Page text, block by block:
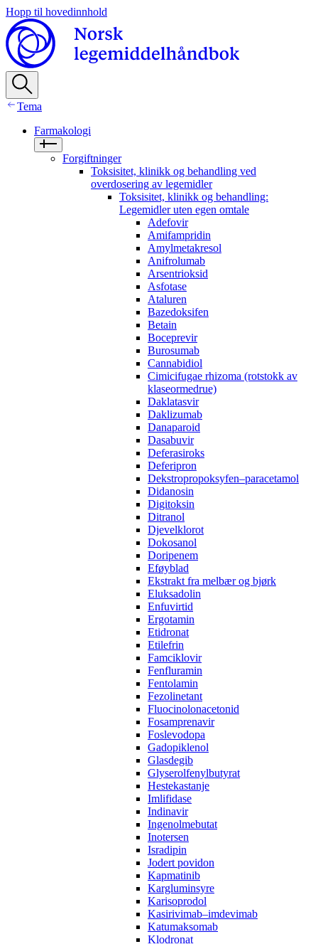
Hopp til hovedinnhold
Tema
Farmakologi
Forgiftninger
Toksisitet, klinikk og behandling ved
overdosering av legemidler
Toksisitet, klinikk og behandling:
Legemidler uten egen omtale
Adefovir
Amifampridin
Amylmetakresol
Anifrolumab
Arsentrioksid
Asfotase
Ataluren
Bazedoksifen
Betain
Boceprevir
Burosumab
Cannabidiol
Cimicifugae rhizoma (rotstokk av
klaseormedrue)
Daklatasvir
Daklizumab
Danaparoid
Dasabuvir
Deferasiroks
Deferipron
Dekstropropoksyfen–paracetamol
Didanosin
Digitoksin
Ditranol
Djevelklorot
Dokosanol
Doripenem
Eføyblad
Ekstrakt fra melbær og bjørk
Eluksadolin
Enfuvirtid
Ergotamin
Etidronat
Etilefrin
Famciklovir
Fenfluramin
Fentolamin
Fezolinetant
Fluocinolonacetonid
Fosamprenavir‌ ‍ ​‍​‍‌‍ ‌ ​‍‌‍‍‌‌‍‌ ‌‍‍‌‌‍ ‍​‍​‍​ ‍‍​‍​‍‌ ​ ‌‍​‌‌‍ ‍‌‍‍‌‌ ‌​‌ ‍‌​‍ ‍‌‍‍‌‌‍ ​‍​‍​‍ ​​‍​‍‌‍‍​‌ ​‍‌‍‌‌‌‍‌‍​‍​‍​ ‍‍​‍​‍​‍ ‌ ​ ‌ ‌​‌ ‌‌‌‍‌​‌‍‍‌‌‍ ​‍ ‌‍‍‌‌‍ ‍‌ ‌​‌‍‌‌‌‍ ‍‌ ‌​​‍ ‌‍‌‌‌‍‌​‌‍‍‌‌ ‌​​‍ ‌‍ ‌‌‍ ‌‍‌​‌‍‌‌​ ‌‌ ​​‌ ​‍‌‍‌‌‌ ​ ‌‍‌‌‌‍ ‍‌ ‌​‌‍​‌‌ ‌​‌‍‍‌‌‍ ‌‍ ‍​ ‍ ‌‍‍‌‌‍‌​​ ‌​ ‌​‌‍‌‌​ ‌‍​ ‌​​ ‍​​ ​​​ ‌​​ ‌ ​‍ ‌‌‍​ ‌‍‌‍‌‍‌​‌‍‌‌​‍ ‌​ ‌​‌‍​‌​ ​ ​ ‍‌​‍ ‌​ ‍​‌‍​‍‌‍‌‌​ ‌‌​‍ ‌​ ‌‍​ ‌​​ ‌‌‌‍‌‌​ ​‍​ ‌‍‌‍‌​‌‍‌‍‌‍‌‍‌‍‌‍​ ‌‍​ ‍​​ ‍ ‌ ‌​‌ ‍‌‌ ​​‌‍‌‌​ ‌‌ ​ ‌ ‌‌‌‍​‍‌ ​ ‌ ‌​‌‍​‌‌‍ ‍‌‍​ ‌‍‌‌​ ‍ ‌ ​​‌‍​‌‌ ‌​‌‍‍​​ ‌‌‍ ‍‌‍​‌‌‍ ‌‌‍‌‌​ ‌‍​‍‌‍​‌‌ ​ ‌‍‌‌‌‌‌‌‌ ​‍‌‍ ​​ ‌​‍‌‌​ ​‍‌​‌‍‌ ​ ‌ ‌​‌ ‌‌‌‍‌​‌‍‍‌‌‍ ​‍‌‍‌‍‍‌‌‍‌​​ ‌​ ‌​‌‍‌‌​ ‌‍​ ‌​​ ‍​​ ​​​ ‌​​ ‌ ​‍ ‌‌‍​ ‌‍‌‍‌‍‌​‌‍‌‌​‍ ‌​ ‌​‌‍​‌​ ​ ​ ‍‌​‍ ‌​ ‍​‌‍​‍‌‍‌‌​ ‌‌​‍ ‌​ ‌‍​ ‌​​ ‌‌‌‍‌‌​ ​‍​ ‌‍‌‍‌​‌‍‌‍‌‍‌‍‌‍‌‍​ ‌‍​ ‍​​‍‌‍‌ ‌​‌ ‍‌‌ ​​‌‍‌‌​ ‌‌ ​ ‌ ‌‌‌‍​‍‌ ​ ‌ ‌​‌‍​‌‌‍ ‍‌‍​ ‌‍‌‌​‍‌‍‌ ​​‌‍​‌‌ ‌​‌‍‍​​ ‌‌‍ ‍‌‍​‌‌‍ ‌‌‍‌‌​‍‌‍‌ ​​‌‍‌‌‌ ​‍‌ ​ ‌ ​​‌‍‌‌‌‍​ ‌ ‌​‌‍‍‌‌ ‌‍‌‍‌‌​ ‌‌ ​​‌ ‌‌‌‍​‍‌‍ ​‌‍‍‌‌ ​ ‌‍‍​‌‍‌‌‌‍‌​​‍​‍‌ ‌
Foslevodopa
Gadopiklenol
Glasdegib
Glyserolfenylbutyrat
Hestekastanje
Imlifidase
Indinavir
Ingenolmebutat
Inotersen
Isradipin
Jodert povidon
Kapmatinib
Kargluminsyre
Karisoprodol
Kasirivimab–imdevimab
Katumaksomab
Klodronat